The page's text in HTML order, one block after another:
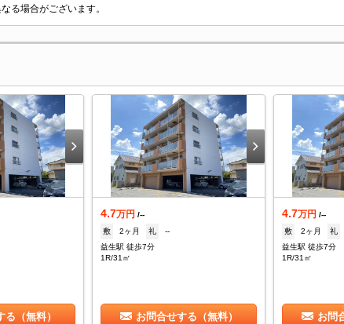
る場合がございます。
る（無料）
4.7万円 /--
敷
2ヶ月 礼
--
益生駅 徒歩7分
1R/31㎡
お問合せする（無料）
4.7万円 /--
敷
2ヶ月 礼
益生駅 徒歩7分
1R/31㎡
お問